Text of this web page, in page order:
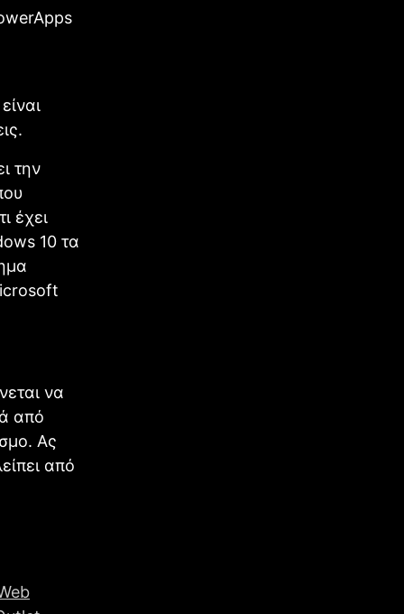
την
έχει
10 τα
να
από
Ας
από